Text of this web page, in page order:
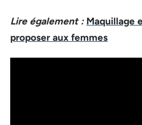
Lire également : Maquillage
proposer aux femmes